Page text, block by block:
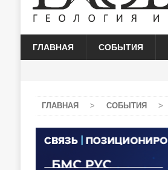
ГЛАВНАЯ СОБЫТИЯ
ГЛАВНАЯ > СОБЫТИЯ >